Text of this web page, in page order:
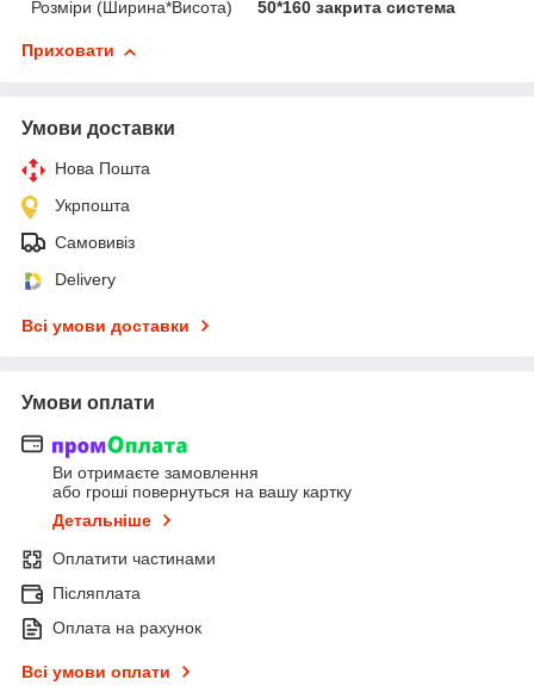
Розміри (Ширина*Висота)
50*160 закрита система
Приховати
Умови доставки
Нова Пошта
Укрпошта
Самовивіз
Delivery
Всі умови доставки
Умови оплати
Ви отримаєте замовлення
або гроші повернуться на вашу картку
Детальніше
Оплатити частинами
Післяплата
Оплата на рахунок
Всі умови оплати